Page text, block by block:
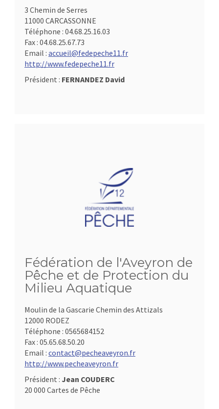
3 Chemin de Serres
11000 CARCASSONNE
Téléphone : 04.68.25.16.03
Fax : 04.68.25.67.73
Email : accueil@fedepeche11.fr
http://www.fedepeche11.fr
Président : FERNANDEZ David
Fédération de l'Aveyron de
Pêche et de Protection du
Milieu Aquatique
Moulin de la Gascarie Chemin des Attizals
12000 RODEZ
Téléphone : 0565684152
Fax : 05.65.68.50.20
Email : contact@pecheaveyron.fr
http://www.pecheaveyron.fr
Président : Jean COUDERC
20 000 Cartes de Pêche